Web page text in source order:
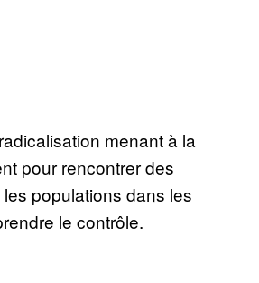
menant à la
pour rencontrer des
populations dans les
le contrôle.